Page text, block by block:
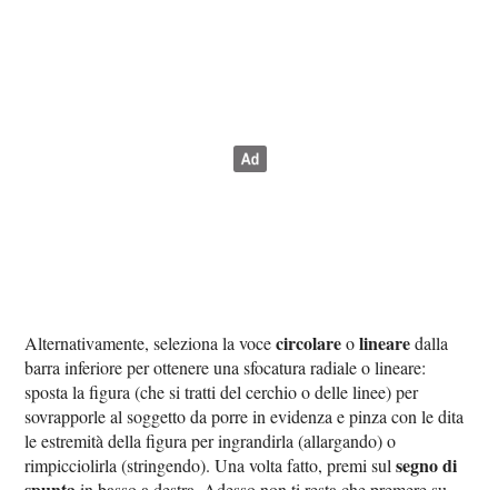
Alternativamente, seleziona la vocecircolareolinearedalla
barra inferiore per ottenere una sfocatura radiale o lineare:
sposta la figura (che si tratti del cerchio o delle linee) per
sovrapporle al soggetto da porre in evidenza e pinza con le dita
le estremità della figura per ingrandirla (allargando) o
rimpicciolirla (stringendo). Una volta fatto, premi sulsegno di